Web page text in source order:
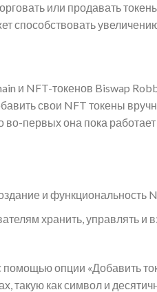
или продавать
способствовать
и NFT-токенов Biswap
свои NFT токены
первых она пока работает
и функциональность
хранить, управлять и
помощью опции «Добавить
такую ​​как символ и